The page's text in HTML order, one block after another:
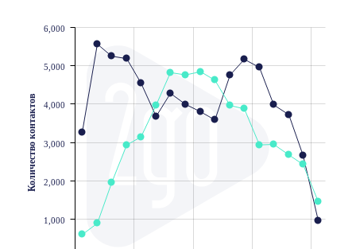
1,000
2,000
3,000
4,000
5,000
6,000
Количество контактов
JS chart by amCharts